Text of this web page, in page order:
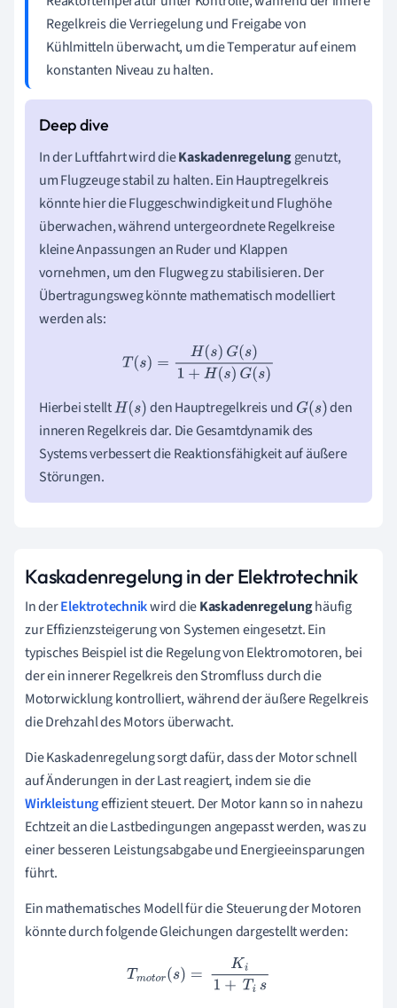
Regelkreis die Verriegelung und Freigabe von
Kühlmitteln überwacht, um die Temperatur auf einem
konstanten Niveau zu halten.
In der Luftfahrt wird dieKaskadenregelunggenutzt,
um Flugzeuge stabil zu halten. Ein Hauptregelkreis
könnte hier die Fluggeschwindigkeit und Flughöhe
überwachen, während untergeordnete Regelkreise
kleine Anpassungen an Ruder und Klappen
vornehmen, um den Flugweg zu stabilisieren. Der
Übertragungsweg könnte mathematisch modelliert
werden als:
T(s) =H G(s)1+H(s)G(s
Hierbei stelltH(s) den Hauptregelkreis und G(s) den
inneren Regelkreis dar. Die Gesamtdynamik des
Systems verbessert die Reaktionsfähigkeit auf äußere
Störungen.
Kaskadenregelung in der Elektrotechnik
In derElektrotechnikwird dieKaskadenregelunghäufig
zur Effizienzsteigerung von Systemen eingesetzt. Ein
typisches Beispiel ist die Regelung von Elektromotoren, bei
der ein innerer Regelkreis den Stromfluss durch die
Motorwicklung kontrolliert, während der äußere Regelkreis
die Drehzahl des Motors überwacht.
Die Kaskadenregelung sorgt dafür, dass der Motor schnell
auf Änderungen in der Last reagiert, indem sie die
Wirkleistungeffizient steuert. Der Motor kann so in nahezu
Echtzeit an die Lastbedingungen angepasst werden, was zu
einer besseren Leistungsabgabe und Energieeinsparungen
führt.
Ein mathematisches Modell für die Steuerung der Motoren
könnte durch folgende Gleichungen dargestellt werden:
m otor (s) Ki1+Tis